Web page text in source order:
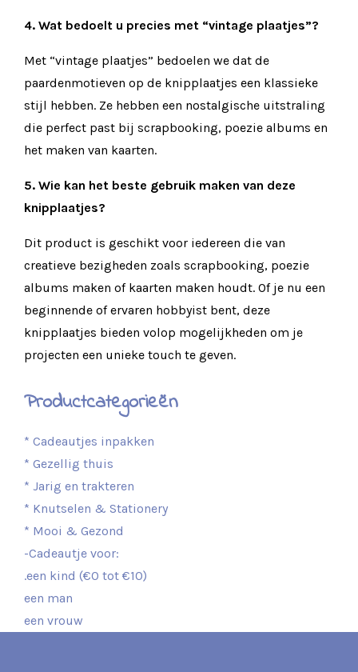
4. Wat bedoelt u precies met “vintage plaatjes”?
Met “vintage plaatjes” bedoelen we dat de
paardenmotieven op de knipplaatjes een klassieke
stijl hebben. Ze hebben een nostalgische uitstraling
die perfect past bij scrapbooking, poezie albums en
het maken van kaarten.
5. Wie kan het beste gebruik maken van deze
knipplaatjes?
Dit product is geschikt voor iedereen die van
creatieve bezigheden zoals scrapbooking, poezie
albums maken of kaarten maken houdt. Of je nu een
beginnende of ervaren hobbyist bent, deze
knipplaatjes bieden volop mogelijkheden om je
projecten een unieke touch te geven.
Productcategorieën
* Cadeautjes inpakken
* Gezellig thuis
* Jarig en trakteren
* Knutselen & Stationery
* Mooi & Gezond
-Cadeautje voor:
.een kind (€0 tot €10)
een man
een vrouw